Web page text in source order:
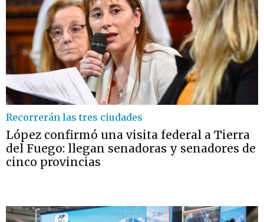
Recorrerán las tres ciudades
López confirmó una visita federal a Tierra
del Fuego: llegan senadoras y senadores de
cinco provincias